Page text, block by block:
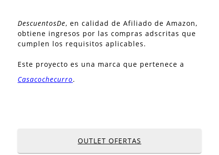
DescuentosDe, en calidad de Afiliado de Amazon,
obtiene ingresos por las compras adscritas que
cumplen los requisitos aplicables.
Este proyecto es una marca que pertenece a
Casacochecurro.
OUTLET OFERTAS